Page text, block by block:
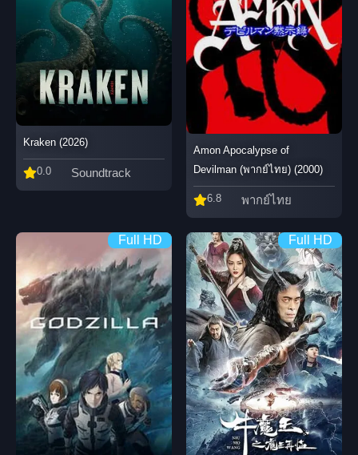
Kraken (2026)
0.0 Soundtrack
Amon Apocalypse of
Devilman (พากย์ไทย) (2000)
6.8 พากย์ไทย
Full HD Full HD